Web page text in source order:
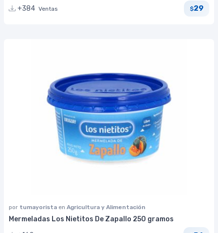
+384 Ventas $29
por tumayorista en Agricultura y Alimentación
Mermeladas Los Nietitos De Zapallo 250 gramos